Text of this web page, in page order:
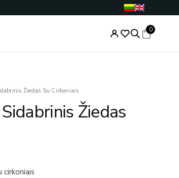
0
Žiedas Su Cirkoniais
Žiedas
cirkoniais